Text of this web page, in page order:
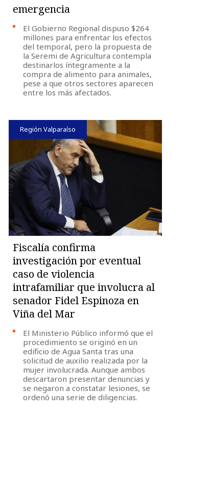
emergencia
El Gobierno Regional dispuso $264
millones para enfrentar los efectos
del temporal, pero la propuesta de
la Seremi de Agricultura contempla
destinarlos íntegramente a la
compra de alimento para animales,
pese a que otros sectores aparecen
entre los más afectados.
Región Valparaíso
Fiscalía confirma
investigación por eventual
caso de violencia
intrafamiliar que involucra al
senador Fidel Espinoza en
Viña del Mar
El Ministerio Público informó que el
procedimiento se originó en un
edificio de Agua Santa tras una
solicitud de auxilio realizada por la
mujer involucrada. Aunque ambos
descartaron presentar denuncias y
se negaron a constatar lesiones, se
ordenó una serie de diligencias.